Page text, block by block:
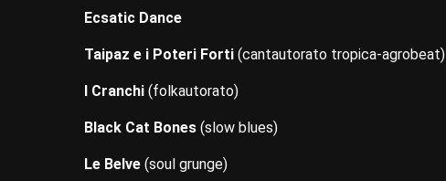
Ecsatic Dance
Taipaz e i Poteri Forti (cantautorato tropica-agrobeat)
I Cranchi (folkautorato)
Black Cat Bones (slow blues)
Le Belve (soul grunge)